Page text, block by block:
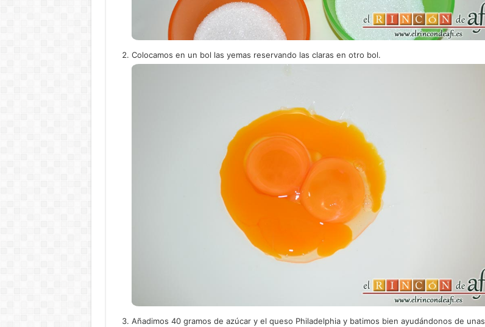
Colocamos en un bol las yemas reservando las claras en otro bol.
Añadimos 40 gramos de azúcar y el queso Philadelphia y batimos bien ayudándonos de unas